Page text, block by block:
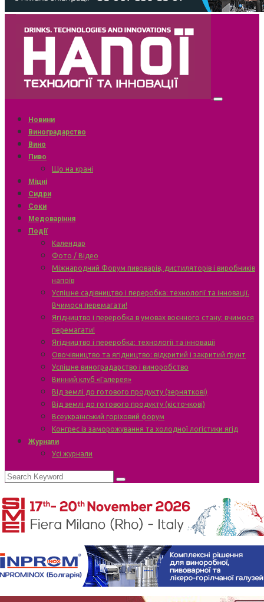
Новини
Виноградарство
Вино
Пиво
Що на крані
Міцні
Сидри
Соки
Медоваріння
Події
Календар
Фото / Відео
Міжнародний Форум пивоварів, дистиляторів і виробників
напоїв
Успішне садівництво і переробка: технології та інновації.
Вчимося перемагати!
Ягідництво і переробка в умовах воєнного стану: вчимося
перемагати!
Ягідництво і переробка: технології та інновації
Овочівництво та ягідництво: відкритий і закритий ґрунт
Успішне виноградарство і виноробство
Винний клуб «Галерея»
Від землі до готового продукту (зерняткові)
Від землі до готового продукту (кісточкові)
Всеукраїнський горіховий форум
Конгрес із заморожування та холодної логістики ягід
Журнали
Усі журнали